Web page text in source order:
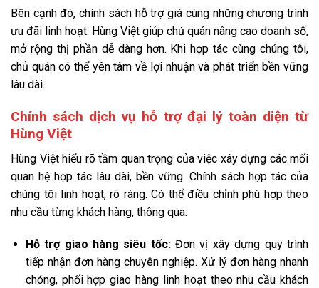
Bên cạnh đó, chính sách hỗ trợ giá cùng những chương trình
ưu đãi linh hoạt. Hùng Việt giúp chủ quán nâng cao doanh số,
mở rộng thị phần dễ dàng hơn. Khi hợp tác cùng chúng tôi,
chủ quán có thể yên tâm về lợi nhuận và phát triển bền vững
lâu dài.
Chính sách dịch vụ hỗ trợ đại lý toàn diện từ
Hùng Việt
Hùng Việt hiểu rõ tầm quan trọng của việc xây dựng các mối
quan hệ hợp tác lâu dài, bền vững. Chính sách hợp tác của
chúng tôi linh hoạt, rõ ràng. Có thể điều chỉnh phù hợp theo
nhu cầu từng khách hàng, thông qua:
Hỗ trợ giao hàng siêu tốc:Đơn vị xây dựng quy trình
tiếp nhận đơn hàng chuyên nghiệp. Xử lý đơn hàng nhanh
chóng, phối hợp giao hàng linh hoạt theo nhu cầu khách